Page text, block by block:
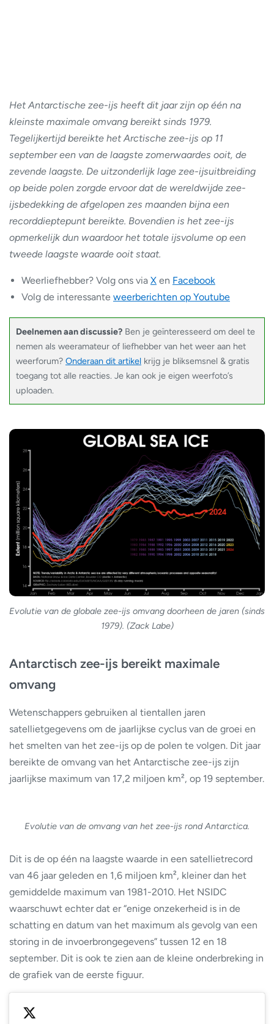
Het Antarctische zee-ijs heeft dit jaar zijn op één na
kleinste maximale omvang bereikt sinds 1979.
Tegelijkertijd bereikte het Arctische zee-ijs op 11
september een van de laagste zomerwaardes ooit, de
zevende laagste. De uitzonderlijk lage zee-ijsuitbreiding
op beide polen zorgde ervoor dat de wereldwijde zee-
ijsbedekking de afgelopen zes maanden bijna een
recorddieptepunt bereikte. Bovendien is het zee-ijs
opmerkelijk dun waardoor het totale ijsvolume op een
tweede laagste waarde ooit staat.
Weerliefhebber? Volg ons via X en Facebook
Volg de interessante weerberichten op Youtube
Deelnemen aan discussie? Ben je geïnteresseerd om deel te
nemen als weeramateur of liefhebber van het weer aan het
weerforum? Onderaan dit artikel krijg je bliksemsnel & gratis
toegang tot alle reacties. Je kan ook je eigen weerfoto’s
uploaden.
Evolutie van de globale zee-ijs omvang doorheen de jaren (sinds
1979). (Zack Labe)
Antarctisch zee-ijs bereikt maximale
omvang
Wetenschappers gebruiken al tientallen jaren
satellietgegevens om de jaarlijkse cyclus van de groei en
het smelten van het zee-ijs op de polen te volgen. Dit jaar
bereikte de omvang van het Antarctische zee-ijs zijn
jaarlijkse maximum van 17,2 miljoen km², op 19 september.
Evolutie van de omvang van het zee-ijs rond Antarctica.
Dit is de op één na laagste waarde in een satellietrecord
van 46 jaar geleden en 1,6 miljoen km², kleiner dan het
gemiddelde maximum van 1981-2010. Het NSIDC
waarschuwt echter dat er “enige onzekerheid is in de
schatting en datum van het maximum als gevolg van een
storing in de invoerbrongegevens” tussen 12 en 18
september. Dit is ook te zien aan de kleine onderbreking in
de grafiek van de eerste figuur.